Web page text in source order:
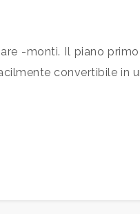
-monti. Il piano
convertibile in